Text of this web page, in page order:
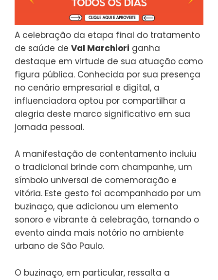
A celebração da etapa final do tratamento
de saúde de Val Marchiori ganha
destaque em virtude de sua atuação como
figura pública. Conhecida por sua presença
no cenário empresarial e digital, a
influenciadora optou por compartilhar a
alegria deste marco significativo em sua
jornada pessoal.
A manifestação de contentamento incluiu
o tradicional brinde com champanhe, um
símbolo universal de comemoração e
vitória. Este gesto foi acompanhado por um
buzinaço, que adicionou um elemento
sonoro e vibrante à celebração, tornando o
evento ainda mais notório no ambiente
urbano de São Paulo.
O buzinaço, em particular, ressalta a